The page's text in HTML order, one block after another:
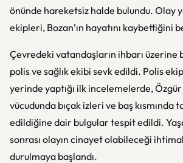
önünde hareketsiz halde bulundu. Olay
ekipleri, Bozan’ın hayatını kaybettiğini
Çevredeki vatandaşların ihbarı üzerine
polis ve sağlık ekibi sevk edildi. Polis
yerinde yaptığı ilk incelemelerde, Özgür
vücudunda bıçak izleri ve baş kısmında
edildiğine dair bulgular tespit edildi.
sonrası olayın cinayet olabileceği
durulmaya başlandı.